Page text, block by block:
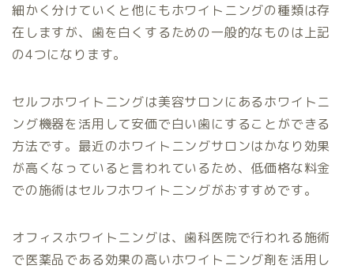
細かく分けていくと他にもホワイトニングの種類は存
在しますが、歯を白くするための一般的なものは上記
の4つになります。
セルフホワイトニングは美容サロンにあるホワイトニ
ング機器を活用して安価で白い歯にすることができる
方法です。最近のホワイトニングサロンはかなり効果
が高くなっていると言われているため、低価格な料金
での施術はセルフホワイトニングがおすすめです。
オフィスホワイトニングは、歯科医院で行われる施術
で医薬品である効果の高いホワイトニング剤を活用し